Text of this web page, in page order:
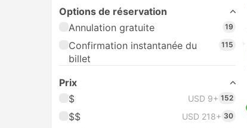
Options de réservation
Annulation gratuite
19
Confirmation instantanée du
billet
115
Prix
$
USD 9+ 152
$$ USD 218+ 30